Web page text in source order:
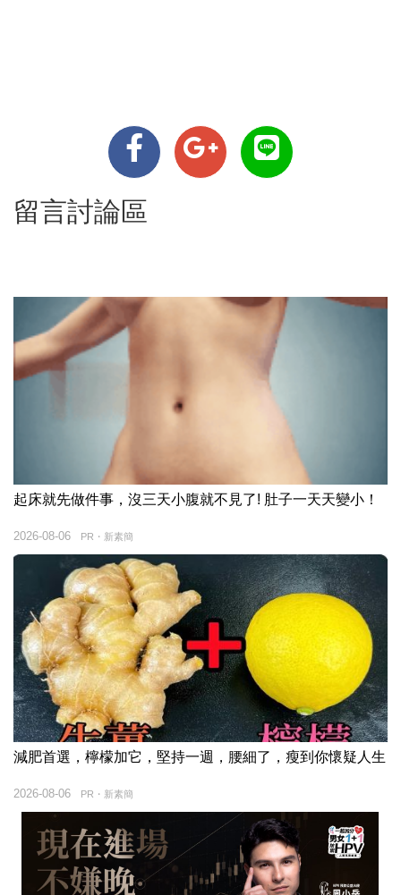
留言討論區
起床就先做件事，沒三天小腹就不見了! 肚子一天天變小！
PR・新素簡
2026-08-06
減肥首選，檸檬加它，堅持一週，腰細了，瘦到你懷疑人生
PR・新素簡
2026-08-06